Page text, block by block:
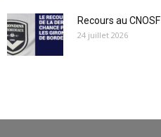
Recours au CNOSF
24 juillet 2026